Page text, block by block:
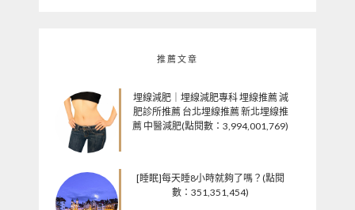
推薦文章
埋線減肥｜埋線減肥專科 埋線推薦 減
肥診所推薦 台北埋線推薦 新北埋線推
薦 中醫減肥(點閱數：3,994,001,769)
[睡眠]每天睡8小時就夠了嗎？(點閱
數：351,351,454)